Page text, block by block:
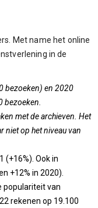
Met name het online
in de
bezoeken) en 2020
bezoeken.
met de archieven. Het
niet op het niveau van
(+16%). Ook in
+12% in 2020).
populariteit van
rekenen op 19.100